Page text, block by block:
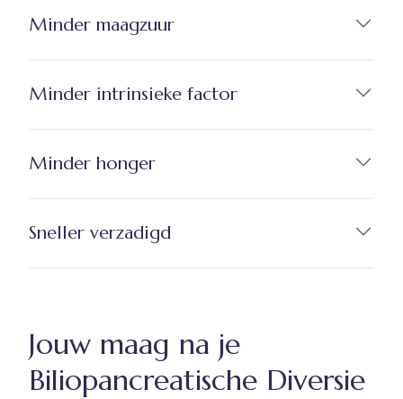
Minder maagzuur
Minder intrinsieke factor
Minder honger
Sneller verzadigd
Jouw maag na je
Biliopancreatische Diversie